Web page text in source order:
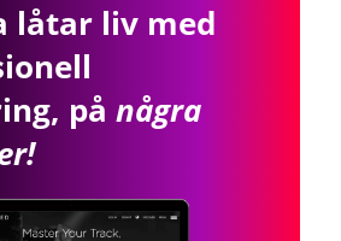
låtar liv med
på några